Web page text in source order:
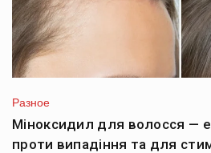
Разное
Міноксидил для волосся —
проти випадіння та для